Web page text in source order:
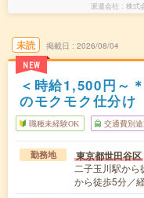
派遣会社 株式
未読
NEW
掲載日 2026/08/04
＜時給1,500円～
のモクモク仕分け
職種未経験OK 交通費別途
勤務地 東京都世田谷区
二子玉川駅か
から徒歩5分／